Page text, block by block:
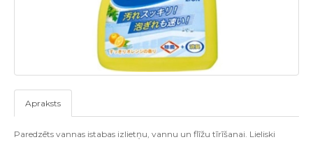
Apraksts
Paredzēts vannas istabas izlietņu, vannu un flīžu tīrīšanai. Lieliski